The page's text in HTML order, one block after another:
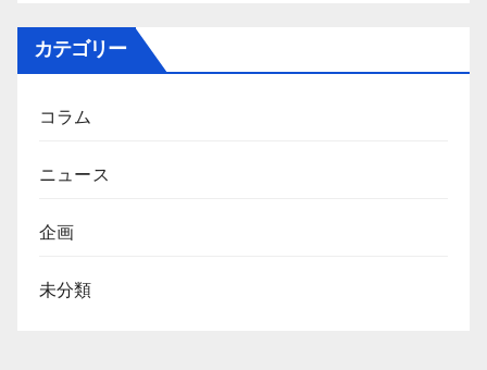
カテゴリー
コラム
ニュース
企画
未分類